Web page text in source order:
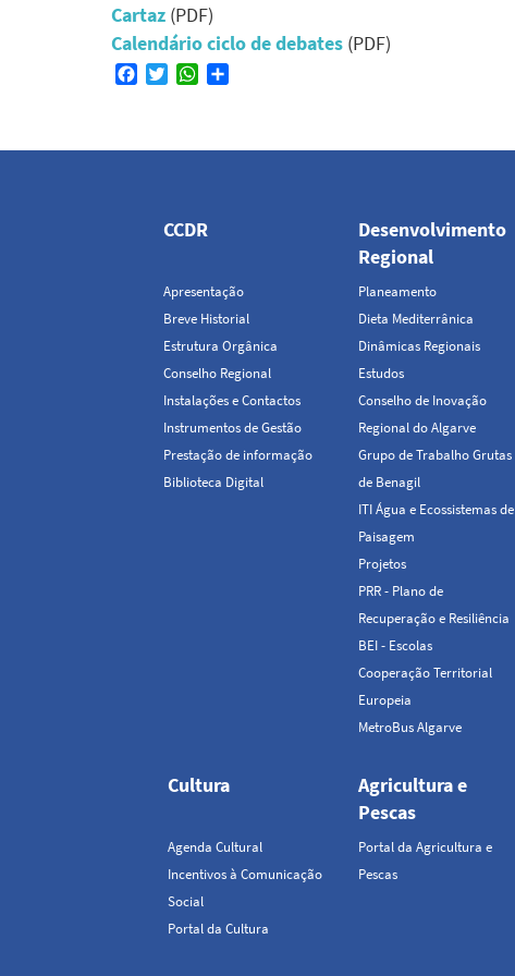
Cartaz (PDF)
Calendário ciclo de debates (PDF)
Facebook
TwitterWhatsApp
principal
CCDR
Apresentação
Breve Historial
Estrutura Orgânica
Conselho Regional
Instalações e Contactos
Instrumentos de Gestão
Prestação de informação
Biblioteca Digital
Desenvolvimento
Regional
Planeamento
Dieta Mediterrânica
Dinâmicas Regionais
Estudos
Conselho de Inovação
Regional do Algarve
Grupo de Trabalho Grutas
de Benagil
ITI Água e Ecossistemas de
Paisagem
Projetos
PRR - Plano de
Recuperação e Resiliência
BEI - Escolas
Cooperação Territorial
Europeia
MetroBus Algarve
Cultura
Agenda Cultural
Incentivos à Comunicação
Social
Portal da Cultura
Agricultura e
Pescas
Portal da Agricultura e
Pescas